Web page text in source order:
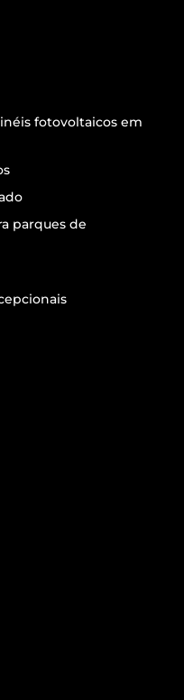
fotovoltaicos em
parques de